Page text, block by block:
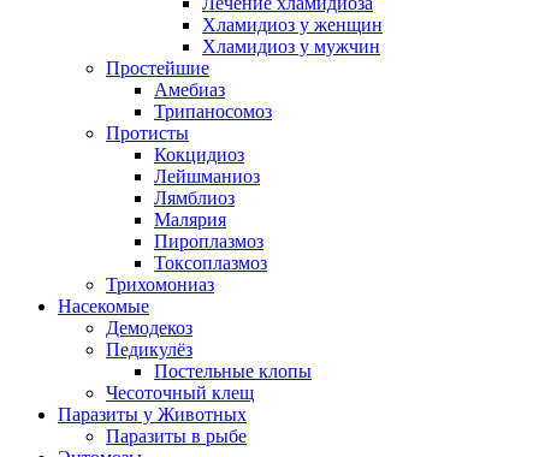
Хламидиоз у женщин
Хламидиоз у мужчин
Простейшие
Амебиаз
Трипаносомоз
Протисты
Кокцидиоз
Лейшманиоз
Лямблиоз
Малярия
Пироплазмоз
Токсоплазмоз
Трихомониаз
Насекомые
Демодекоз
Педикулёз
Постельные клопы
Чесоточный клещ
Паразиты у Животных
Паразиты в рыбе